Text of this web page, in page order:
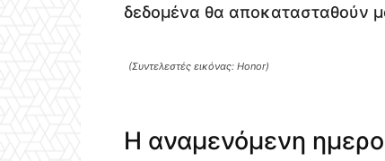
δεδομένα θα αποκατασταθούν
(Συντελεστές εικόνας: Honor)
Η αναμενόμενη